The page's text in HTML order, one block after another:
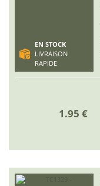
EN STOCK
LIVRAISON
RAPIDE
1.95 €